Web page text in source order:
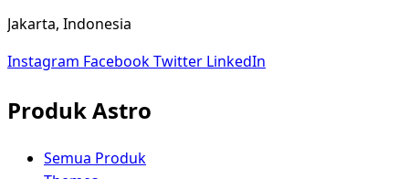
Jakarta, Indonesia
Instagram FacebookTwitter LinkedIn
Produk Astro
Semua Produk